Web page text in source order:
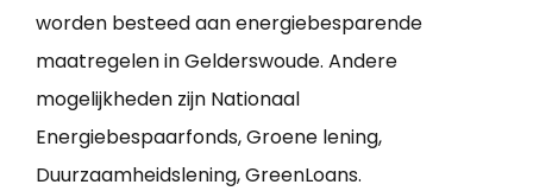
worden besteed aan energiebesparende
maatregelen in Gelderswoude. Andere
mogelijkheden zijn Nationaal
Energiebespaarfonds, Groene lening,
Duurzaamheidslening, GreenLoans.